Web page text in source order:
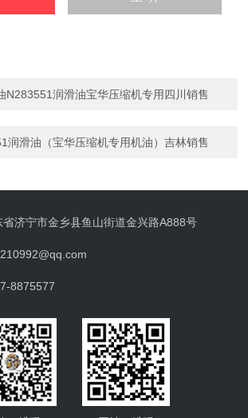
N283551润滑油宝华压缩机专用四川销售
润滑油（宝华压缩机专用机油）吉林销售
济宁市金乡县鱼山街道金兴路A888号
8875577